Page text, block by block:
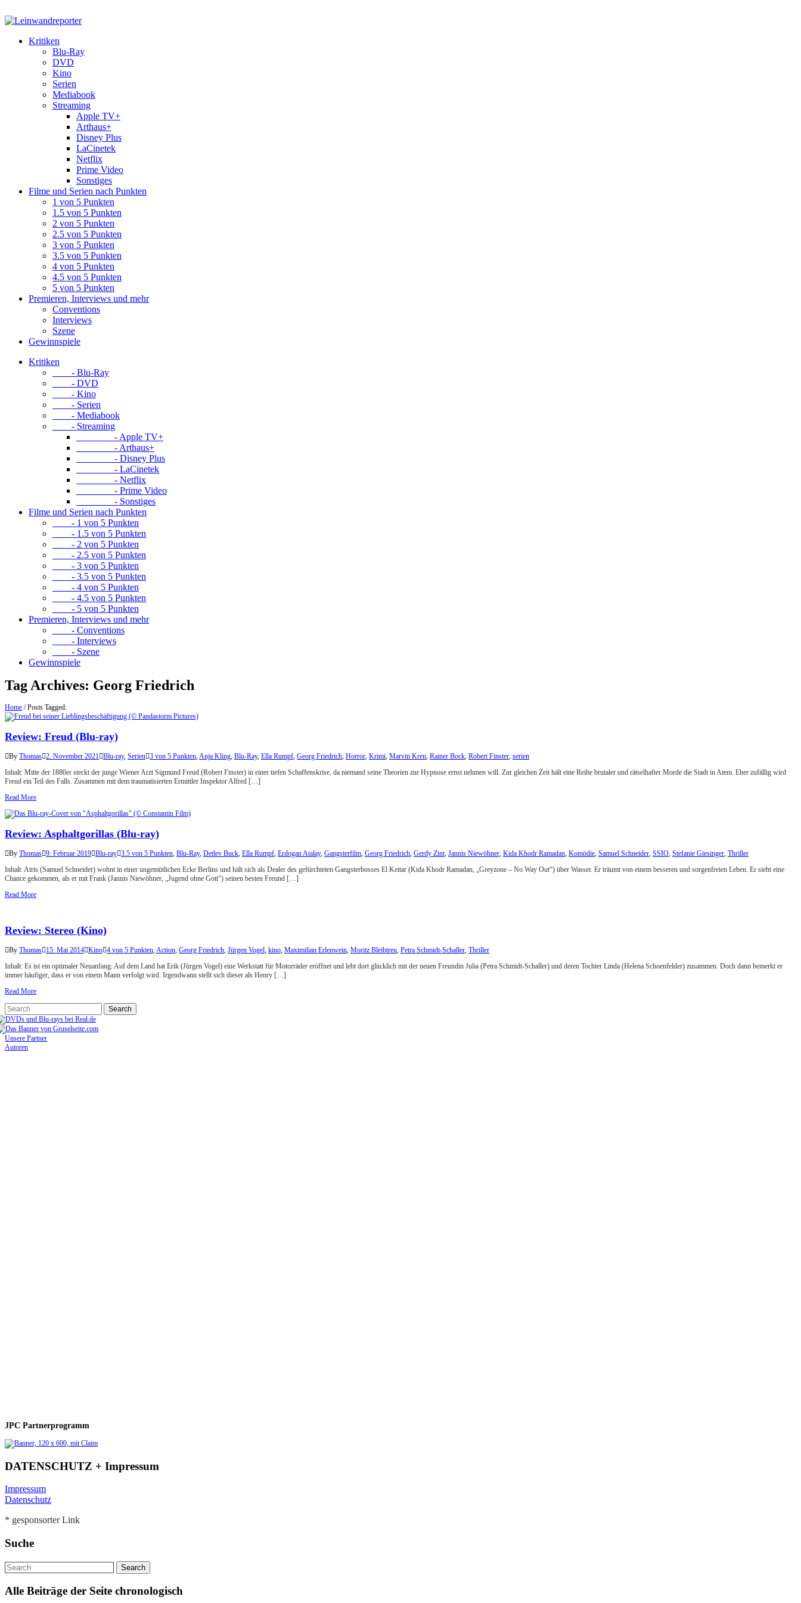
Kritiken
Blu-Ray
DVD
Kino
Serien
Mediabook
Streaming
Apple TV+
Arthaus+
Disney Plus
LaCinetek
Netflix
Prime Video
Sonstiges
Filme und Serien nach Punkten
1 von 5 Punkten
1.5 von 5 Punkten
2 von 5 Punkten
2.5 von 5 Punkten
3 von 5 Punkten
3.5 von 5 Punkten
4 von 5 Punkten
4.5 von 5 Punkten
5 von 5 Punkten
Premieren, Interviews und mehr
Conventions
Interviews
Szene
Gewinnspiele
Kritiken
- Blu-Ray
- DVD
- Kino
- Serien
- Mediabook
- Streaming
- Apple TV+
- Arthaus+
- Disney Plus
- LaCinetek
- Netflix
- Prime Video
- Sonstiges
Filme und Serien nach Punkten
- 1 von 5 Punkten
- 1.5 von 5 Punkten
- 2 von 5 Punkten
- 2.5 von 5 Punkten
- 3 von 5 Punkten
- 3.5 von 5 Punkten
- 4 von 5 Punkten
- 4.5 von 5 Punkten
- 5 von 5 Punkten
Premieren, Interviews und mehr
- Conventions
- Interviews
- Szene
Gewinnspiele
Tag Archives: Georg Friedrich
Home /Posts Tagged:
Review: Freud (Blu-ray)
By Thomas 2. November 2021 Blu-ray, Serien 3 von 5 Punkten,Anja Kling, Blu-Ray, Ella Rumpf, Georg Friedrich, Horror, Krimi, Marvin Kren, Rainer Bock, Robert Finster, serien
Inhalt: Mitte der 1880er steckt der junge Wiener Arzt Sigmund Freud (Robert Finster) in einer tiefen Schaffenskrise, da niemand seine Theorien zur Hypnose ernst nehmen will. Zur gleichen Zeit hält eine Reihe brutaler und rätselhafter Morde die Stadt in Atem. Eher zufällig wird
Freud ein Teil des Falls. Zusammen mit dem traumatisierten Ermittler Inspektor Alfred […]
Read More
Review: Asphaltgorillas (Blu-ray)
By Thomas 9. Februar 2019 Blu-ray 3.5 von 5 Punkten, Blu-Ray, Detlev Buck, Ella Rumpf, Erdogan Atalay, Gangsterfilm, Georg Friedrich, Gerdy Zint, Jannis Niewöhner, Kida Khodr Ramadan, Komödie, Samuel Schneider, SSIO, Stefanie Giesinger, Thriller
Inhalt: Atris (Samuel Schneider) wohnt in einer ungemütlichen Ecke Berlins und hält sich als Dealer des gefürchteten Gangsterbosses El Keitar (Kida Khodr Ramadan, „Greyzone – No Way Out“) über Wasser. Er träumt von einem besseren und sorgenfreien Leben. Er sieht eine
Chance gekommen, als er mit Frank (Jannis Niewöhner, „Jugend ohne Gott“) seinen besten Freund […]
Read More
Review: Stereo (Kino)
By Thomas 15. Mai 2014 Kino 4 von 5 Punkten Action Georg Friedrich Jürgen Vogel kino Maximilian Erlenwein Moritz Bleibtreu Petra Schmidt-Schaller Thriller
Inhalt: Es ist ein optimaler Neuanfang: Auf dem Land hat Erik (Jürgen Vogel) eine Werkstatt für Motorräder eröffnet und lebt dort glücklich mit der neuen Freundin Julia (Petra Schmidt-Schaller) und deren Tochter Linda (Helena Schoenfelder) zusammen. Doch dann bemerkt er
immer häufiger, dass er von einem Mann verfolgt wird. Irgendwann stellt sich dieser als Henry […]
Read More
Unsere Partner
Autoren
JPC Partnerprogramm
DATENSCHUTZ + Impressum
Impressum
Datenschutz
* gesponsorter Link
Suche
Alle Beiträge der Seite chronologisch